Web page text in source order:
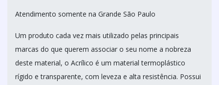
Atendimento somente na Grande São Paulo
Um produto cada vez mais utilizado pelas principais
marcas do que querem associar o seu nome a nobreza
deste material, o Acrílico é um material termoplástico
rígido e transparente, com leveza e alta resistência. Possui